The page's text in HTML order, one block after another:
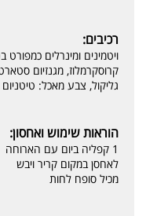
רכיבים:
ויטמינים ומינרלים כמפורט
קרוסקרמלוז, מגנזיום
גליקול, צבע מאכל: טיטניום
הוראות שימוש ואחסון:
1 קפליה ביום עם הארוחה
לאחסן במקום קריר ויבש
מכיל סופח לחות